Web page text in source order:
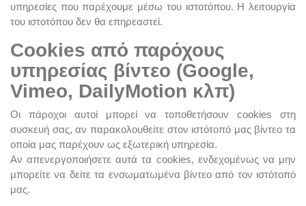
υπηρεσίες που παρέχουμε μέσω του ιστοτόπου. Η λειτουργία
του ιστοτόπου δεν θα επηρεαστεί.
Cookies από παρόχους
υπηρεσίας βίντεο (Google,
Vimeo, DailyMotion κλπ)
Οι πάροχοι αυτοί μπορεί να τοποθετήσουν cookies στη
συσκευή σας, αν παρακολουθείτε στον ιστότοπό μας βίντεο τα
οποία μας παρέχουν ως εξωτερική υπηρεσία.
Αν απενεργοποιήσετε αυτά τα cookies, ενδεχομένως να μην
μπορείτε να δείτε τα ενσωματωμένα βίντεο από τον ιστότοπό
μας.